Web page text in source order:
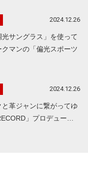
2024.12.26
サングラス」を使って
マンの「偏光スポーツ
2024.12.26
革ジャンに繋がってゆ
」プロデュー…